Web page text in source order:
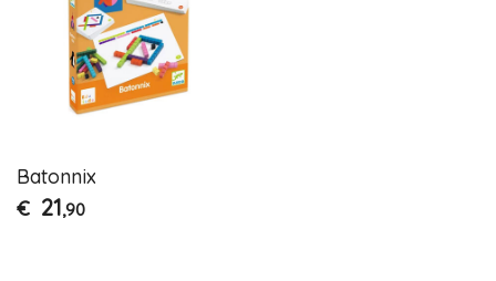
Batonnix
€ 21,90